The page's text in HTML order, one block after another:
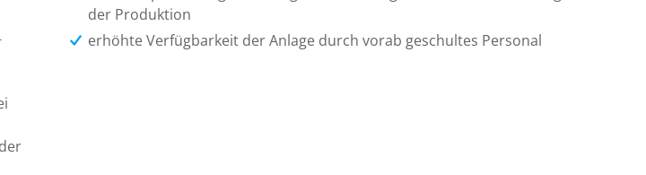
der Produktion
erhöhte Verfügbarkeit der Anlage durch vorab geschultes Personal